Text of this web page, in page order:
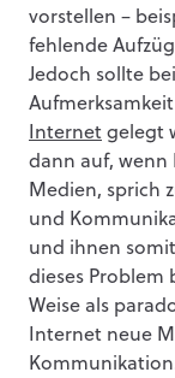
vorstellen –
fehlende
Jedoch sollte
Internet gelegt
dann auf, wenn
Medien, sprich
und
und ihnen
dieses Problem
Weise als
Internet neue